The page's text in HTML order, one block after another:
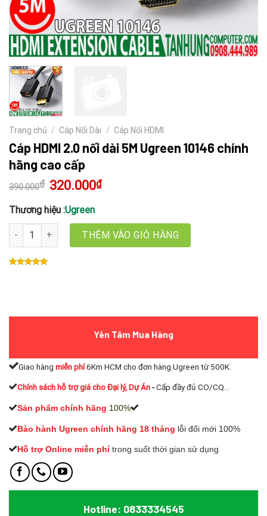
Trang chủ / Cáp Nối Dài / Cáp Nối HDMI
Cáp HDMI 2.0 nối dài 5M Ugreen 10146 chính
hãng cao cấp
390.000₫ Giá
gốc
390.000₫.
320.000₫Giá
hiện
Thương hiệu :Ugreen
Cáp HDMI 2.0 nối dài 5M Ugreen 10146 chính hãng cao cấp số
THÊM VÀO GIỎ HÀNG
Yên Tâm Mua Hàng
Giao hàng miễn phí6Km HCM cho đơn hàng Ugreen từ 500K.
Chính sách hỗ trợ giá cho Đại lý, Dự Án-Cấp đầy đủ CO/CQ...
Sản phẩm chính hãng 100%
Bào hành Ugreen chính hãng 18 tháng lỗi đổi mới 100%
Hỗ trợ Online miễn phí trong suốt thời gian sử dụng
Hotline: 0833334545